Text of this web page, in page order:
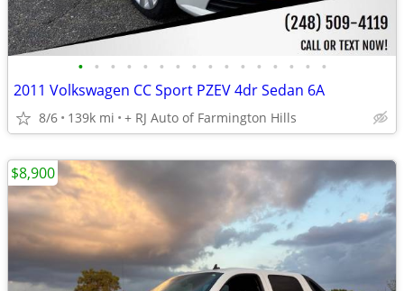
• • • • • • • • • • • • • • • •
2011 Volkswagen CC Sport PZEV 4dr Sedan 6A
8/6 139k mi + RJ Auto of Farmington Hills
$8,900